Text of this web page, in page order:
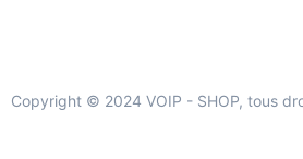
Copyright © 2024 VOIP - SHOP, tous